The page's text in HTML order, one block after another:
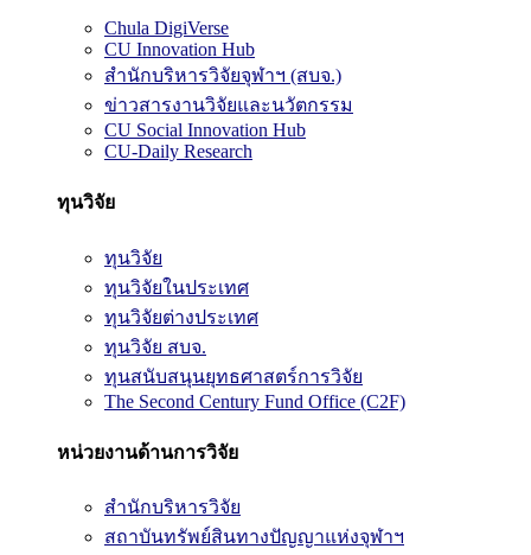
Chula DigiVerse
CU Innovation Hub
สำนักบริหารวิจัยจุฬาฯ (สบจ.)
ข่าวสารงานวิจัยและนวัตกรรม
CU Social Innovation Hub
CU-Daily Research
ทุนวิจัย
ทุนวิจัย
ทุนวิจัยในประเทศ
ทุนวิจัยต่างประเทศ
ทุนวิจัย สบจ.
ทุนสนับสนุนยุทธศาสตร์การวิจัย
The Second Century Fund Office (C2F)
หน่วยงานด้านการวิจัย
สำนักบริหารวิจัย
สถาบันทรัพย์สินทางปัญญาแห่งจุฬาฯ